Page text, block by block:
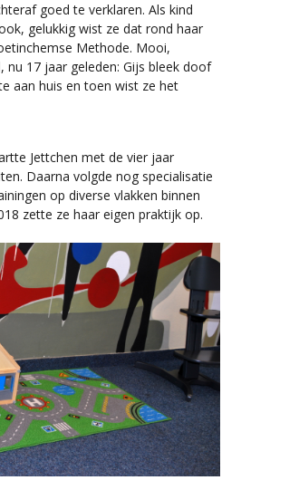
goed te verklaren. Als kind
gelukkig wist ze dat rond haar
Methode. Mooi,
17 jaar geleden: Gijs bleek doof
aan huis en toen wist ze het
Jettchen met de vier jaar
Daarna volgde nog specialisatie
op diverse vlakken binnen
zette ze haar eigen praktijk op.